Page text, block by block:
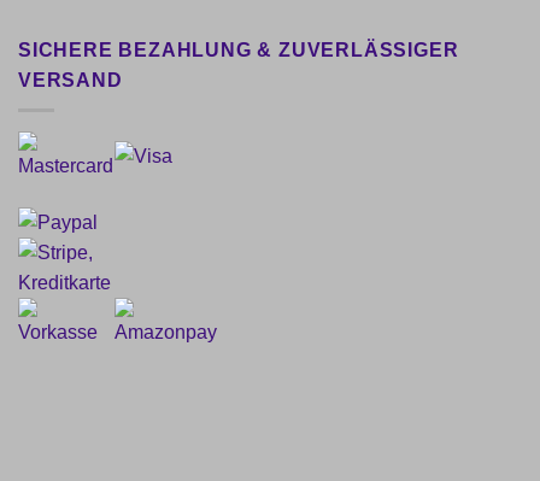
SICHERE BEZAHLUNG & ZUVERLÄSSIGER
VERSAND